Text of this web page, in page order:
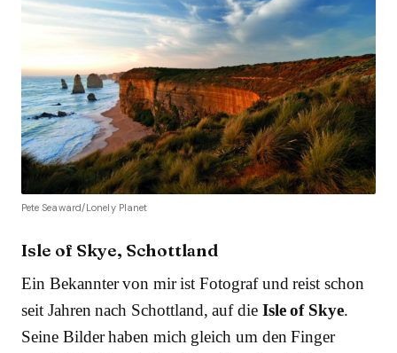
Pete Seaward/Lonely Planet
Isle of Skye, Schottland
Ein Bekannter von mir ist Fotograf und reist schon
seit Jahren nach Schottland, auf die Isle of Skye.
Seine Bilder haben mich gleich um den Finger